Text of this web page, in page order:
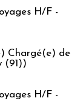
H/F -
Chargé(e) de
(91))
H/F -